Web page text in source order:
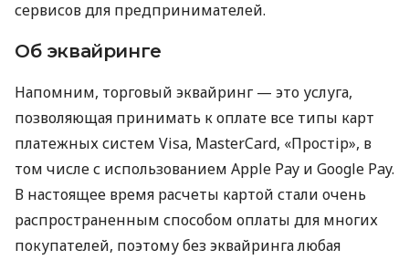
сервисов для предпринимателей.
Об эквайринге
Напомним, торговый эквайринг — это услуга,
позволяющая принимать к оплате все типы карт
платежных систем Visa, MasterCard, «Простір», в
том числе с использованием Apple Pay и Google Pay.
В настоящее время расчеты картой стали очень
распространенным способом оплаты для многих
покупателей, поэтому без эквайринга любая